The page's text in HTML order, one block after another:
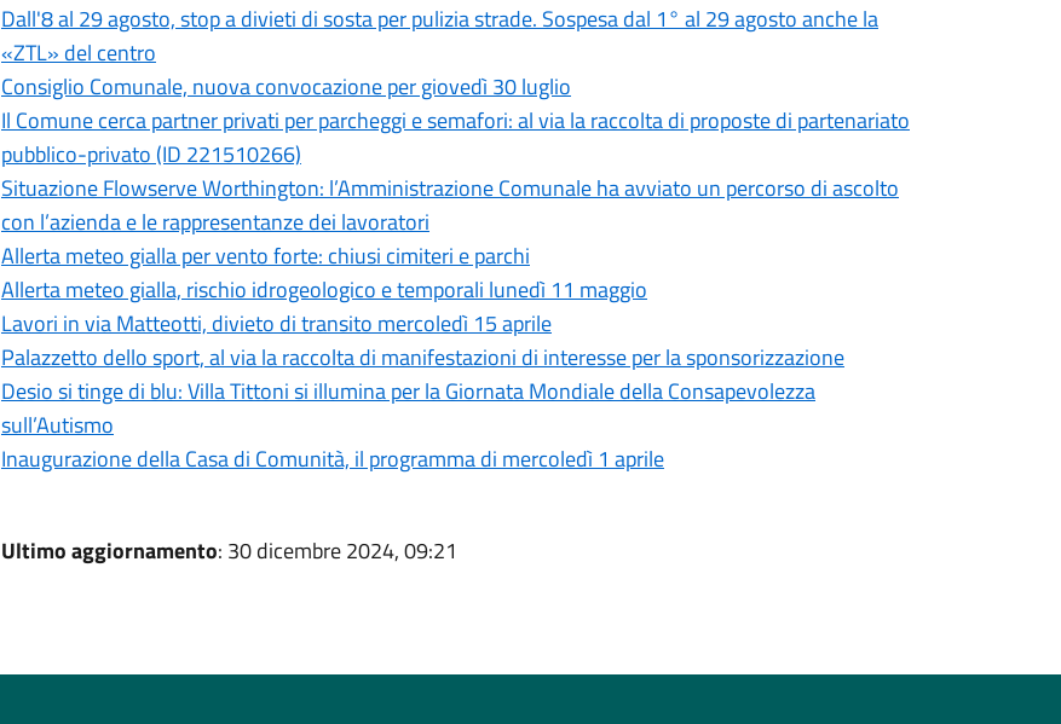
Dall'8 al 29 agosto, stop a divieti di sosta per pulizia strade. Sospesa dal 1° al 29 agosto anche la
«ZTL» del centro
Consiglio Comunale, nuova convocazione per giovedì 30 luglio
Il Comune cerca partner privati per parcheggi e semafori: al via la raccolta di proposte di partenariato
pubblico-privato (ID 221510266)
Situazione Flowserve Worthington: l’Amministrazione Comunale ha avviato un percorso di ascolto
con l’azienda e le rappresentanze dei lavoratori
Allerta meteo gialla per vento forte: chiusi cimiteri e parchi
Allerta meteo gialla, rischio idrogeologico e temporali lunedì 11 maggio
Lavori in via Matteotti, divieto di transito mercoledì 15 aprile
Palazzetto dello sport, al via la raccolta di manifestazioni di interesse per la sponsorizzazione
Desio si tinge di blu: Villa Tittoni si illumina per la Giornata Mondiale della Consapevolezza
sull’Autismo
Inaugurazione della Casa di Comunità, il programma di mercoledì 1 aprile
Ultimo aggiornamento: 30 dicembre 2024, 09:21